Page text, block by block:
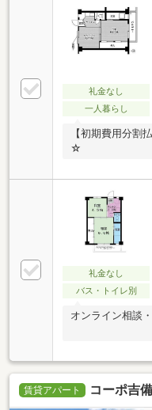
礼金なし
一人暮らし
【初期費用分割
☆
礼金なし
バス・トイレ別
オンライン相談
賃貸アパート コーポ吉